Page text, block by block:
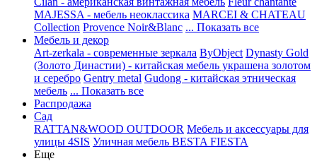
MAJESSA - мебель неоклассика MARCEI & CHATEAU
Collection Provence Noir&Blanc ... Показать все
Мебель и декор
Art-zerkala - современные зеркала ByObject Dynasty Gold
(Золото Династии) - китайская мебель украшена золотом
и серебро Gentry metal Gudong - китайская этническая
мебель ... Показать все
Распродажа
Сад
RATTAN&WOOD OUTDOOR Мебель и аксессуары для
улицы 4SIS Уличная мебель BESTA FIESTA
Еще